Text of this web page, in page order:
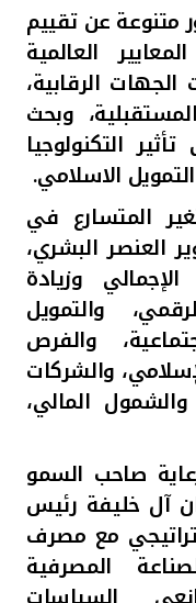
متنوعة عن تقييم
العالمية
الرقابية،
وبحث
التكنولوجيا
الاسلامي.
المتسارع في
العنصر البشري،
وزيادة
والتمويل
والفرص
والشركات
المالي،
صاحب السمو
آل خليفة رئيس
مع مصرف
المصرفية